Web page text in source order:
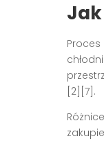
[2][7].